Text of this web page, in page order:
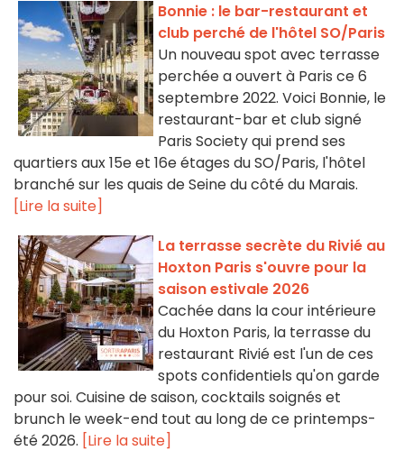
Bonnie : le bar-restaurant et
club perché de l'hôtel SO/Paris
Un nouveau spot avec terrasse
perchée a ouvert à Paris ce 6
septembre 2022. Voici Bonnie, le
restaurant-bar et club signé
Paris Society qui prend ses
quartiers aux 15e et 16e étages du SO/Paris, l'hôtel
branché sur les quais de Seine du côté du Marais.
[Lire la suite]
La terrasse secrète du Rivié au
Hoxton Paris s'ouvre pour la
saison estivale 2026
Cachée dans la cour intérieure
du Hoxton Paris, la terrasse du
restaurant Rivié est l'un de ces
spots confidentiels qu'on garde
pour soi. Cuisine de saison, cocktails soignés et
brunch le week-end tout au long de ce printemps-
été 2026. [Lire la suite]